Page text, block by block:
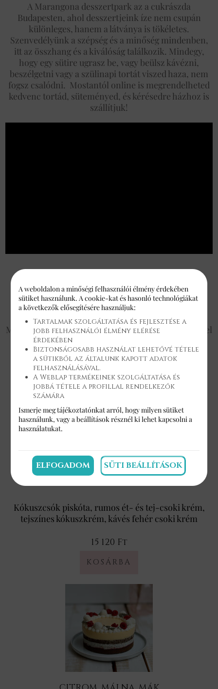
A Marangona desszertpark az a cukrászda
Budapesten, ahol desszertjeink íze nem csupán
különleges, hanem a látványa is tökéletes.
Szenvedélyünk a szépség és a minőség mindenben,
itt az összhang és a kiválóság találkozik. Mindegy,
hogy egy sütire ugrasz be, vagy beülsz kávézni,
beszélgetni vagy a szülinapi tortát viszed haza, nem
fogsz csalódni. Mostantól online is megrendelheted
kedvenc tortád, süteményed, és kérésedre házhoz is
szállítjuk!
KEDVENC TORTÁINK
Meglepetésnek születésnapra, ünnepekre? Fedezd fel
a Marangona kedvenc tortáit, és élvezd az édes
életet!
Kókuszcsók piskóta, rumos ét- és tej-csoki krém,
tejszínes kókuszkrém, kávés fehér csoki krém
15 120 Ft
A weboldalon a minőségi felhasználói élmény érdekében
sütiket használunk. A cookie-kat és hasonló technológiákat
a következők elősegítésére használjuk:
Tartalmak szolgáltatása és fejlesztése a
jobb felhasználói élmény elérése
érdekében
Biztonságosabb használat lehetővé tétele
a sütikből az általunk kapott adatok
felhasználásával.
A Weblap termékeinek szolgáltatása és
jobbá tétele a profillal rendelkezők
számára
Ismerje meg tájékoztatónkat arról, hogy milyen sütiket
használunk, vagy abeállításokrésznél ki lehet kapcsolni a
használatukat.
ELFOGADOM SÜTI BEÁLLÍTÁSOK